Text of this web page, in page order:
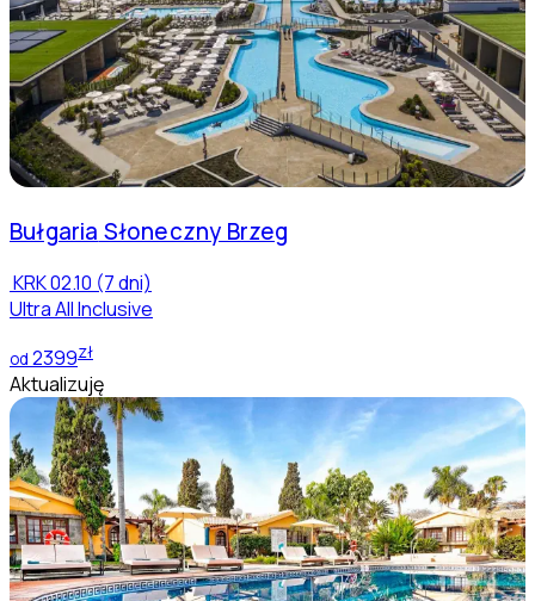
Bułgaria Słoneczny Brzeg
KRK02.10 (7 dni)
Ultra All Inclusive
od 2399zł
Aktualizuję